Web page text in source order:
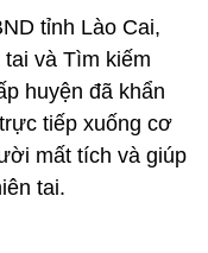
tỉnh Lào Cai,
và Tìm kiếm
huyện đã khẩn
tiếp xuống cơ
mất tích và giúp
tai.